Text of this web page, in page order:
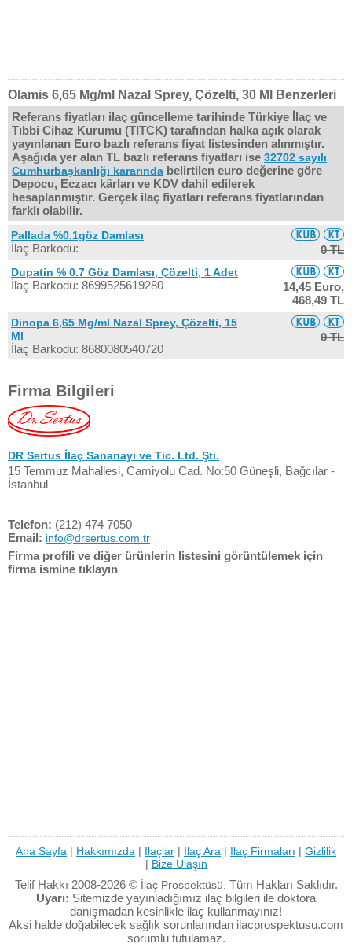
Olamis 6,65 Mg/ml Nazal Sprey, Çözelti, 30 Ml Benzerleri
Referans fiyatları ilaç güncelleme tarihinde Türkiye İlaç ve
Tıbbi Cihaz Kurumu (TITCK) tarafından halka açık olarak
yayınlanan Euro bazlı referans fiyat listesinden alınmıştır.
Aşağıda yer alan TL bazlı referans fiyatları ise 32702 sayılı
Cumhurbaşkanlığı kararında belirtilen euro değerine göre
Depocu, Eczacı kârları ve KDV dahil edilerek
hesaplanmıştır. Gerçek ilaç fiyatları referans fiyatlarından
farklı olabilir.
Pallada %0.1göz Damlası
İlaç Barkodu: 0 TL
Dupatin % 0.7 Göz Damlası, Çözelti, 1 Adet
İlaç Barkodu: 8699525619280
14,45 Euro,
468,49 TL
Dinopa 6,65 Mg/ml Nazal Sprey, Çözelti, 15
Ml
İlaç Barkodu: 8680080540720
0 TL
Firma Bilgileri
DR Sertus İlaç Sananayi ve Tic. Ltd. Şti.
15 Temmuz Mahallesi, Camiyolu Cad. No:50 Güneşli, Bağcılar -
İstanbul
Telefon: (212) 474 7050
Email: info@drsertus.com.tr
Firma profili ve diğer ürünlerin listesini görüntülemek için
firma ismine tıklayın
Ana Sayfa | Hakkımızda | İlaçlar | İlaç Ara | İlaç Firmaları | Gizlilik
| Bize Ulaşın
Telif Hakkı 2008-2026 © İlaç Prospektüsü. Tüm Hakları Saklıdır.
Uyarı: Sitemizde yayınladığımız ilaç bilgileri ile doktora
danışmadan kesinlikle ilaç kullanmayınız!
Aksi halde doğabilecek sağlık sorunlarından ilacprospektusu.com
sorumlu tutulamaz.